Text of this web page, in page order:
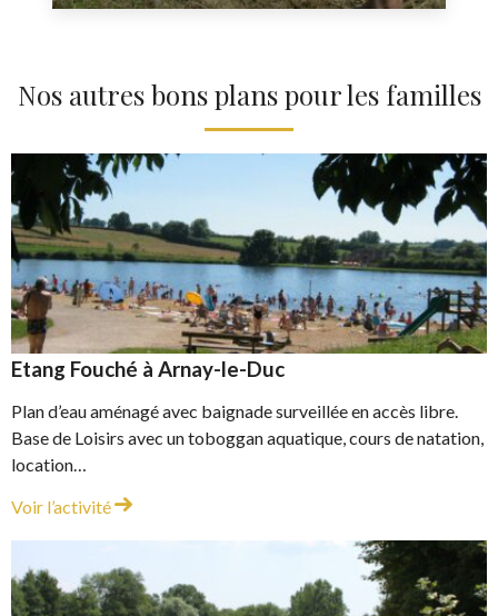
Nos autres bons plans pour les familles
Etang Fouché à Arnay-le-Duc
Plan d’eau aménagé avec baignade surveillée en accès libre.
Base de Loisirs avec un toboggan aquatique, cours de natation,
location…
Voir l’activitéEtang Fouché à Arnay-le-Duc